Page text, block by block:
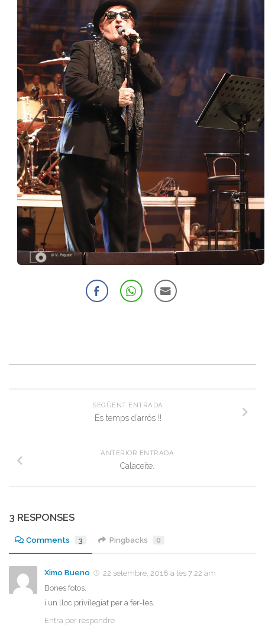
SEGÜENT ENTRADA
És temps d’arròs !!
ANTERIOR ENTRADA
Calaceite.
3 RESPONSES
Comments 3 Pingbacks 0
Ximo Bueno
22 setembre, 2018 a les 7:22 am
Bones fotos.
i un lloc privilegiat per a fer-les.
Entra per respondre